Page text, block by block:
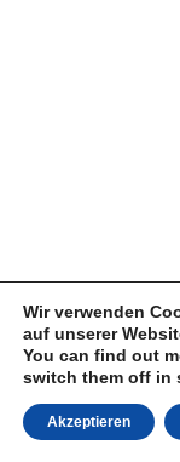
Wir verwenden
auf unserer
You can find out
switch them off in
Akzeptieren